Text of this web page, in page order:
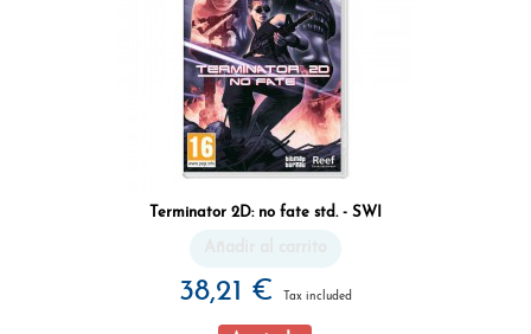
Terminator 2D: no fate std. - SWI
38,21 € Tax included